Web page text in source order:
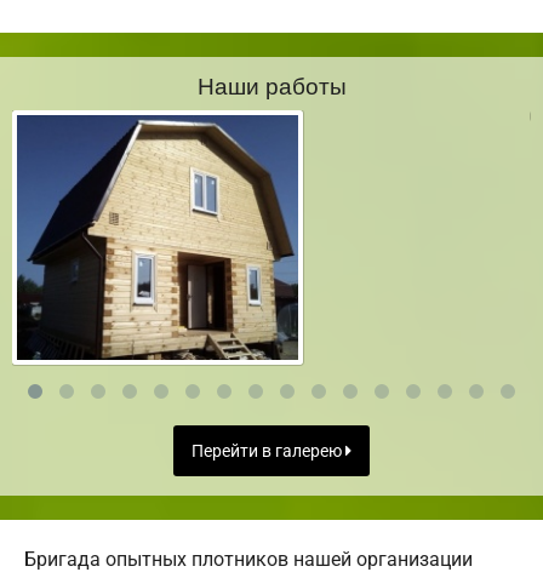
Наши работы
Перейти в галерею
Бригада опытных плотников нашей организации